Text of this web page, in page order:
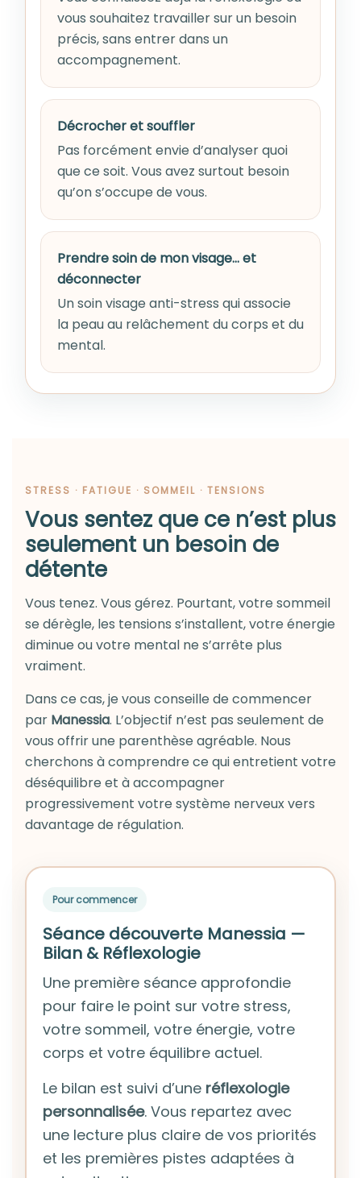
vous souhaitez travailler sur un besoin
précis, sans entrer dans un
accompagnement.
Décrocher et souffler
Pas forcément envie d’analyser quoi
que ce soit. Vous avez surtout besoin
qu’on s’occupe de vous.
Prendre soin de mon visage… et
déconnecter
Un soin visage anti-stress qui associe
la peau au relâchement du corps et du
mental.
STRESS · FATIGUE · SOMMEIL · TENSIONS
Vous sentez que ce n’est plus
seulement un besoin de
détente
Vous tenez. Vous gérez. Pourtant, votre sommeil
se dérègle, les tensions s’installent, votre énergie
diminue ou votre mental ne s’arrête plus
vraiment.
Dans ce cas, je vous conseille de commencer
par Manessia. L’objectif n’est pas seulement de
vous offrir une parenthèse agréable. Nous
cherchons à comprendre ce qui entretient votre
déséquilibre et à accompagner
progressivement votre système nerveux vers
davantage de régulation.
Pour commencer
Séance découverte Manessia —
Bilan & Réflexologie
Une première séance approfondie
pour faire le point sur votre stress,
votre sommeil, votre énergie, votre
corps et votre équilibre actuel.
Le bilan est suivi d’une réflexologie
personnalisée. Vous repartez avec
une lecture plus claire de vos priorités
et les premières pistes adaptées à